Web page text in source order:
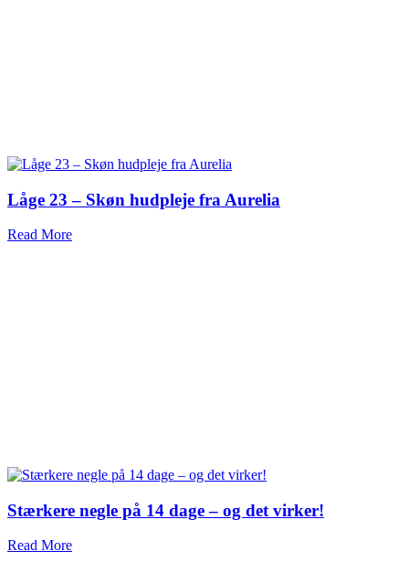
Låge 23 – Skøn hudpleje fra Aurelia
Read More
Stærkere negle på 14 dage – og det virker!
Read More